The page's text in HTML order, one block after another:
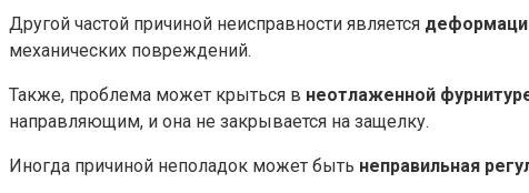
Другой частой причиной неисправности является
механических повреждений.
Также, проблема может крыться в неотлаженной
направляющим, и она не закрывается на защелку.
Иногда причиной неполадок может быть неправильная